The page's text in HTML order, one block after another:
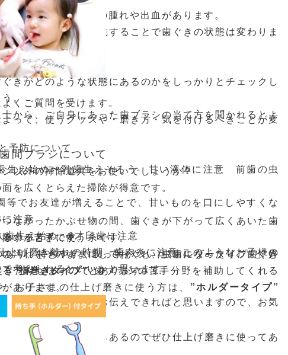
一つとして、歯ぐきの腫れや出血があります。
の当て方を知り、実践することで歯ぐきの状態は変わりま
きがどのような状態にあるのかをしっかりとチェックし
。
から、ご自身にあった歯ブラシの当て方を聞かれるとよ
予防について
くご質問を受けます。
って、使うグッズや・磨き方・気を付けるべきことが変
え始め〜乳歯生えそろう 甘い液体に注意 前歯の虫
でお友達が増えることで、甘いものを口にしやすくな
注意
生え始め 6才臼歯に注意
き離れの時期 歯肉炎に注意 このようなお子様の
考えられるといいかと思います。
きの仕方等についてお伝えできればと思いますので、お気
くださいませ。
について
ブラシについて
以外の掃除道具をお使いでしょうか？
を広くとらえた掃除が得意です。
ながったかぶせ物の間、歯ぐきが下がって広くあいた歯
のが苦手です。
汚れをそのままにしておくと、虫歯になったり、歯ぐき
歯ブラシの苦手分野を補助してくれる
あります。
いてお話しますね。
するときに使う糸です。
り、持ちやすく取っ手がついた”ホルダータイプ”と”好
”指巻きタイプ”とあります。
お子さまの仕上げ磨きに使う方は、 ”ホルダータイプ”
めします。
に使いやすいサイズもあるのでぜひ仕上げ磨きに使ってあ